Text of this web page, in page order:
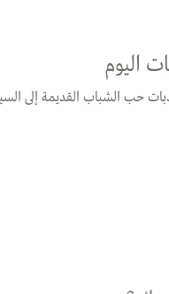
اليوم
حب الشباب القديمة إلى